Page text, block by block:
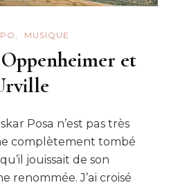
MUSIQUE
et
Posa n’est pas très
complètement tombé
jouissait de son
renommée. J’ai croisé